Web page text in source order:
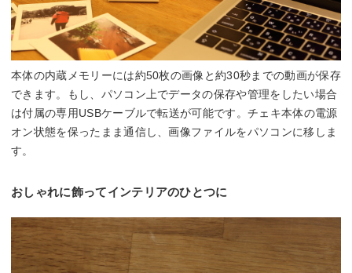
本体の内蔵メモリーには約50枚の画像と約30秒までの動画が保存
できます。もし、パソコン上でデータの保存や管理をしたい場合
は付属の専用USBケーブルで転送が可能です。チェキ本体の電源
オン状態を保ったまま通信し、画像ファイルをパソコンに移しま
す。
おしゃれに飾ってインテリアのひとつに